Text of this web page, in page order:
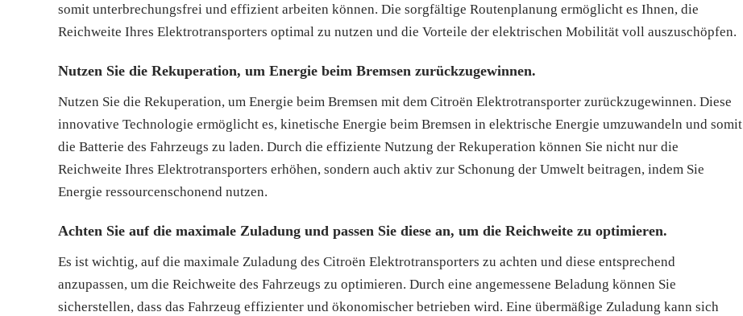
somit unterbrechungsfrei und effizient arbeiten können. Die sorgfältige Routenplanung ermöglicht es Ihnen, die
Reichweite Ihres Elektrotransporters optimal zu nutzen und die Vorteile der elektrischen Mobilität voll auszuschöpfen.
Nutzen Sie die Rekuperation, um Energie beim Bremsen zurückzugewinnen.
Nutzen Sie die Rekuperation, um Energie beim Bremsen mit dem Citroën Elektrotransporter zurückzugewinnen. Diese
innovative Technologie ermöglicht es, kinetische Energie beim Bremsen in elektrische Energie umzuwandeln und somit
die Batterie des Fahrzeugs zu laden. Durch die effiziente Nutzung der Rekuperation können Sie nicht nur die
Reichweite Ihres Elektrotransporters erhöhen, sondern auch aktiv zur Schonung der Umwelt beitragen, indem Sie
Energie ressourcenschonend nutzen.
Achten Sie auf die maximale Zuladung und passen Sie diese an, um die Reichweite zu optimieren.
Es ist wichtig, auf die maximale Zuladung des Citroën Elektrotransporters zu achten und diese entsprechend
anzupassen, um die Reichweite des Fahrzeugs zu optimieren. Durch eine angemessene Beladung können Sie
sicherstellen, dass das Fahrzeug effizienter und ökonomischer betrieben wird. Eine übermäßige Zuladung kann sich